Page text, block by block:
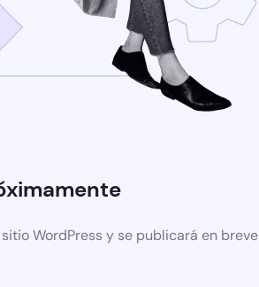
WordPress y se publicará en breve